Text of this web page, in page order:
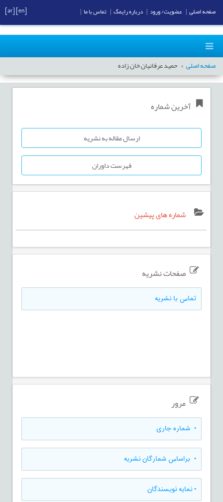
صفحه اصلی حميد عرفانيان خان زاده
آخرین شماره
ارسال مقاله به نشریه
فهرست داوران
شماره های پیشین
صفحات نشریه
تماس با نشریه
مرور
• شماره جاری
• براساس شمارگان نشریه
•نمایه نویسندگان
صفحه اصلی عضویت/ ورود درباره رایمگ تماس با ما [ar]